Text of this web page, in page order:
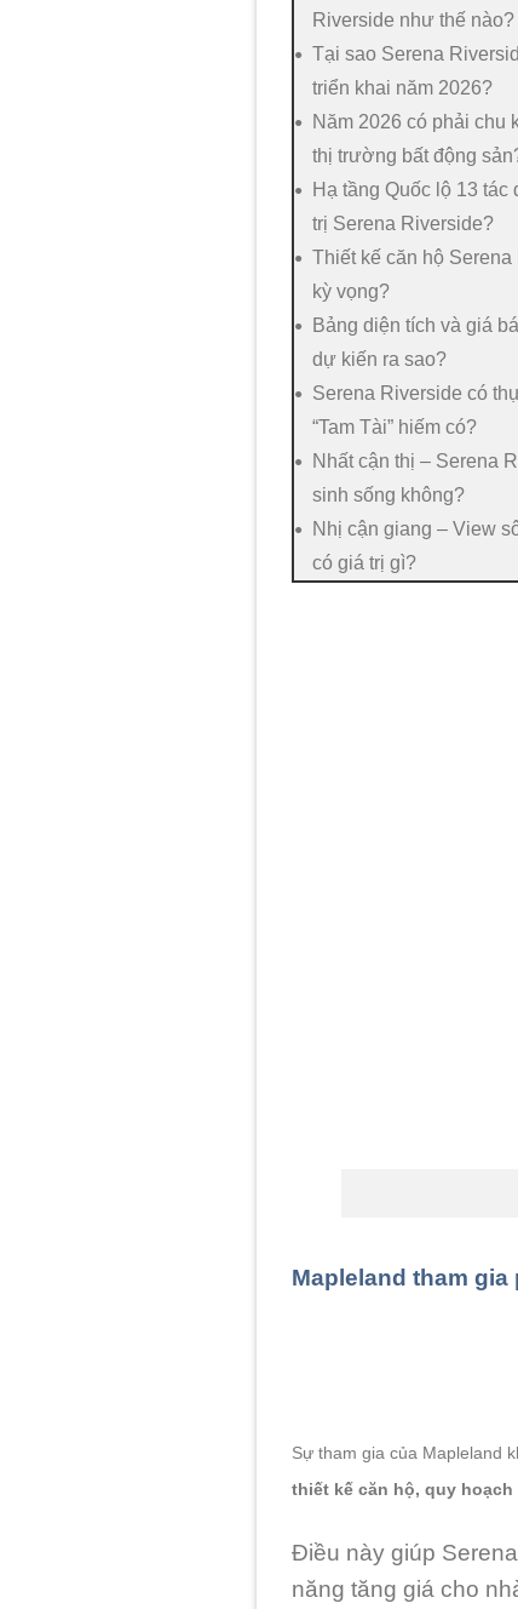
Riverside như thế nào?
Tại sao Serena
triển khai năm 2026?
Năm 2026 có phải chu
thị trường bất động
Hạ tầng Quốc lộ 13 tác
trị Serena Riverside?
Thiết kế căn hộ
kỳ vọng?
Bảng diện tích và giá
dự kiến ra sao?
Serena Riverside có
“Tam Tài” hiếm có?
Nhất cận thị – Serena
sinh sống không?
Nhị cận giang – View
có giá trị gì?
Mapleland tham
Sự tham gia của Mapleland
thiết kế căn hộ, quy
Điều này giúp
năng tăng giá cho